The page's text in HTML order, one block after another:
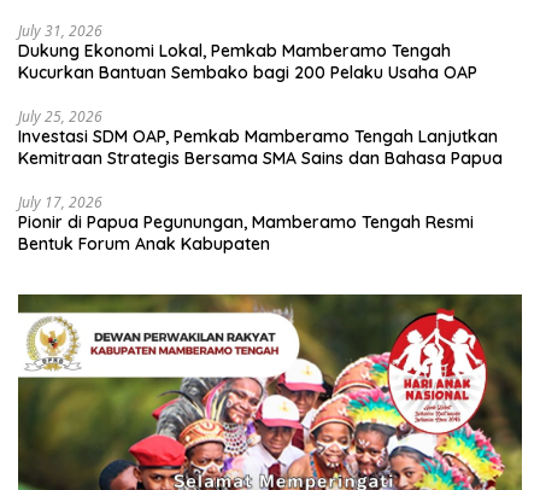
July 31, 2026
Dukung Ekonomi Lokal, Pemkab Mamberamo Tengah
Kucurkan Bantuan Sembako bagi 200 Pelaku Usaha OAP
July 25, 2026
Investasi SDM OAP, Pemkab Mamberamo Tengah Lanjutkan
Kemitraan Strategis Bersama SMA Sains dan Bahasa Papua
July 17, 2026
Pionir di Papua Pegunungan, Mamberamo Tengah Resmi
Bentuk Forum Anak Kabupaten